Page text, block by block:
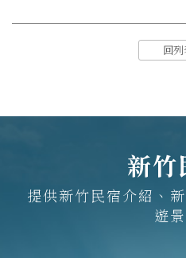
回
新竹
提供新竹民宿介紹、
遊